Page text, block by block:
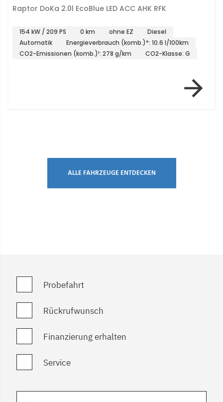
Raptor DoKa 2.0l EcoBlue LED ACC AHK RFK
154 kW / 209 PS 0 km ohne EZ
Diesel
Automatik
Energieverbrauch (komb.)*: 10.6 l/100km
CO2-Emissionen (komb.)¹: 278 g/km
CO2-Klasse: G
ALLE FAHRZEUGE ENTDECKEN
Probefahrt
Rückrufwunsch
Finanzierung erhalten
Service